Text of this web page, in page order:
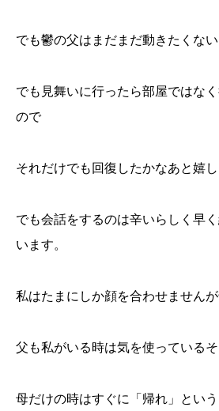
でも鬱の父はまだまだ動きたくない
でも見舞いに行ったら部屋ではな
ので
それだけでも回復したかなあと嬉し
でも会話をするのは辛いらしく早
います。
私はたまにしか顔を合わせませんが
父も私がいる時は気を使っている
母だけの時はすぐに「帰れ」という